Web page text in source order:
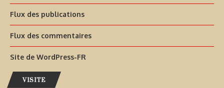
Flux des publications
Flux des commentaires
Site de WordPress-FR
VISITE